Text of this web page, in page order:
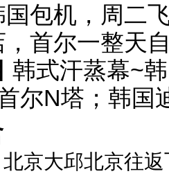
包机，周二
首尔一整天
韩式汗蒸幕~
尔N塔；韩国
京大邱北京往